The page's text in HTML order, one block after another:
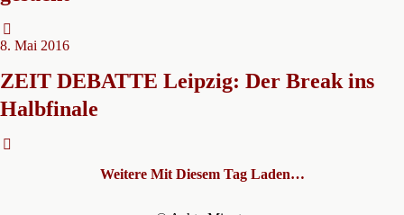
8. Mai 2016
ZEIT DEBATTE Leipzig: Der Break ins
Halbfinale
Weitere Mit Diesem Tag Laden…